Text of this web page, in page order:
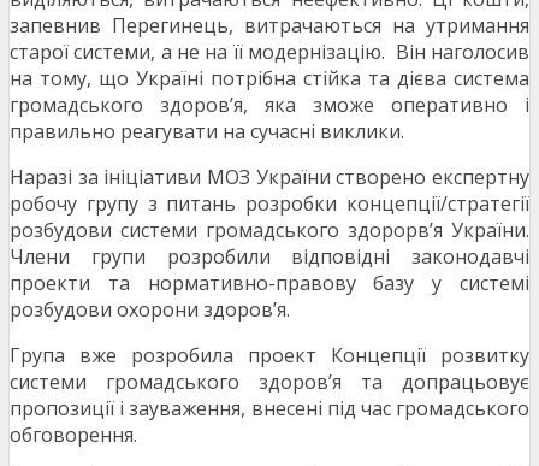
запевнив Перегинець, витрачаються на утримання
старої системи, а не на її модернізацію. Він наголосив
на тому, що Україні потрібна стійка та дієва система
громадського здоров’я, яка зможе оперативно і
правильно реагувати на сучасні виклики.
Наразі за ініціативи МОЗ України створено експертну
робочу групу з питань розробки концепції/стратегії
розбудови системи громадського здорорв’я України.
Члени групи розробили відповідні законодавчі
проекти та нормативно-правову базу у системі
розбудови охорони здоров’я.
Група вже розробила проект Концепції розвитку
системи громадського здоров’я та допрацьовує
пропозиції і зауваження, внесені під час громадського
обговорення.